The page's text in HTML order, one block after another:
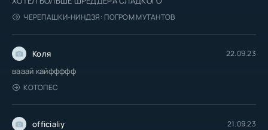
ЧЕРЕПАШКИ-НИНДЗЯ: ПОГРОМ МУТАНТОВ
Коля 22.09.23
вааай кайффффф
КОТОПЕС
officialiy 21.09.23